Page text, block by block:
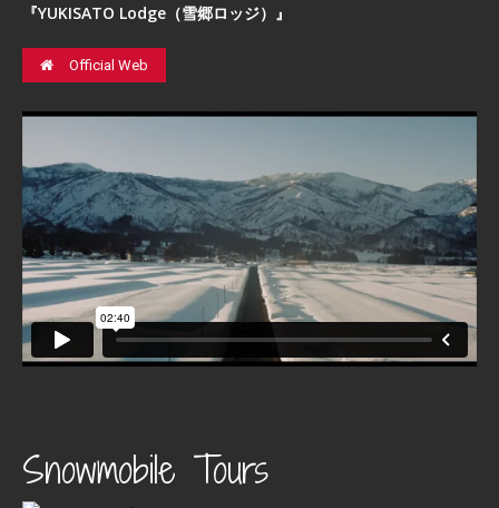
『YUKISATO Lodge（雪郷ロッジ）』
Official Web
Snowmobile Tours